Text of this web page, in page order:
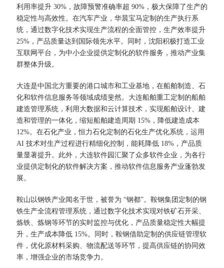
利用率提升 30%，故障预警准确率超 90%，极大保障了生产的
稳定性与高效性。在汽车产业，华晨宝马定制的生产执行系
统，通过数字化技术实现生产流程的全面管控，生产效率提升
25%，产品质量达到国际领先水平。同时，沈阳积极打造工业
互联网平台，为中小企业提供定制化的软件服务，推动产业集
群整体升级。​
大连是中国北方重要的港口城市和工业基地，在船舶制造、石
化和软件信息服务等领域成绩斐然。大连船舶重工定制的船舶
建造管理系统，利用大数据和云计算技术，实现船舶设计、建
造和管理的一体化，缩短船舶建造周期 15%，降低建造成本
12%。在石化产业，恒力石化定制的石化生产优化系统，运用
AI 技术对生产过程进行精细化控制，能耗降低 18%，产品质
量显著提升。此外，大连软件园汇聚了众多软件企业，为各行
业提供定制化的软件解决方案，推动软件信息服务产业蓬勃发
展。​
鞍山以钢铁产业闻名于世，被誉为 “钢都”。鞍钢集团定制的钢
铁生产全流程管理系统，通过数字化技术实现对铁矿石开采、
炼铁、炼钢等环节的实时监控与优化，产品质量稳定性大幅提
升，生产成本降低 15%。同时，鞍钢借助定制的供应链管理软
件，优化原材料采购、物流配送等环节，提高供应链的协同效
率，增强企业的市场竞争力。​